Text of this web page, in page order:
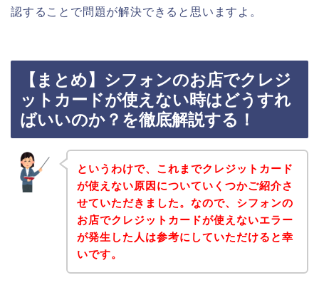
認することで問題が解決できると思いますよ。
【まとめ】シフォンのお店でクレジ
ットカードが使えない時はどうすれ
ばいいのか？を徹底解説する！
というわけで、これまでクレジットカード
が使えない原因についていくつかご紹介さ
せていただきました。なので、シフォンの
お店でクレジットカードが使えないエラー
が発生した人は参考にしていただけると幸
いです。